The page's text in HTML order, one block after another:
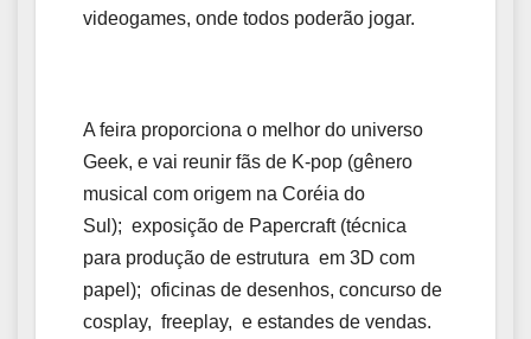
videogames, onde todos poderão jogar.
A feira proporciona o melhor do universo
Geek, e vai reunir fãs de K-pop (gênero
musical com origem na Coréia do
Sul); exposição de Papercraft (técnica
para produção de estrutura em 3D com
papel); oficinas de desenhos, concurso de
cosplay, freeplay, e estandes de vendas.